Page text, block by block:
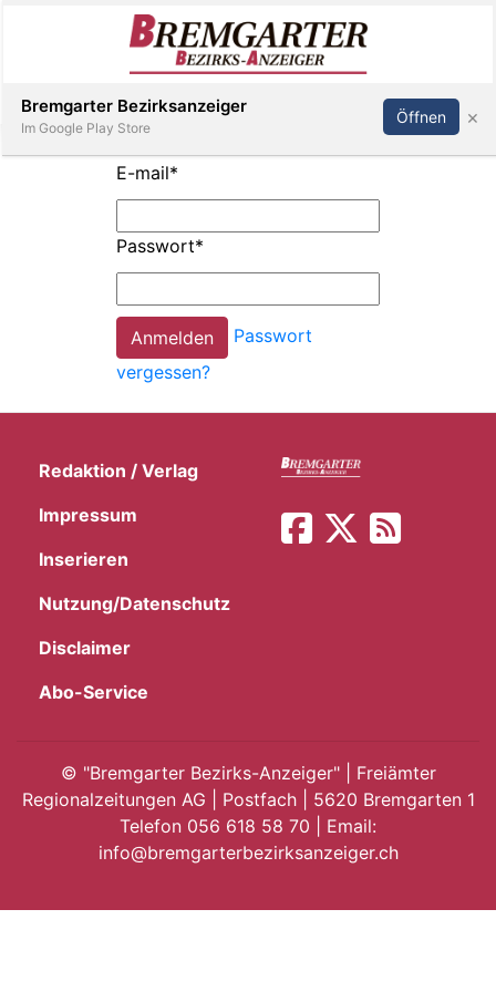
E-
App
Inserieren Abonnieren Anmelden
E-mail*
Passwort*
Passwort
vergessen?
Redaktion / Verlag
Impressum
Inserieren
Nutzung/Datenschutz
Disclaimer
Abo-Service
© "Bremgarter Bezirks-Anzeiger" | Freiämter
Regionalzeitungen AG | Postfach | 5620 Bremgarten 1
Telefon 056 618 58 70 | Email:
info@bremgarterbezirksanzeiger.ch
Bremgarter Bezirksanzeiger
Im Google Play Store
Öffnen ×